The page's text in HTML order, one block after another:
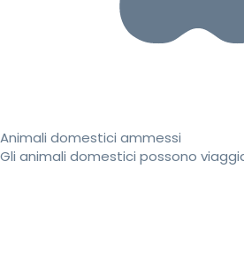
Animali domestici ammessi
Gli animali domestici possono